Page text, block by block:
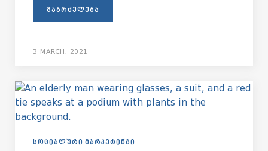
ᲒᲐᲒᲠᲫᲔᲚᲔᲑᲐ
3 MARCH, 2021
ᲡᲝᲪᲘᲐᲚᲣᲠᲘ ᲛᲐᲠᲙᲔᲢᲘᲜᲒᲘ